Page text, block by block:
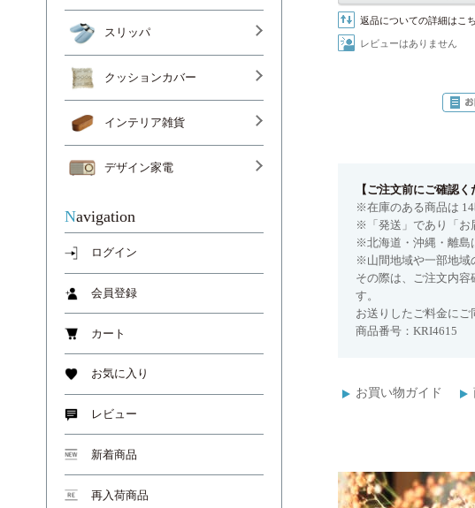
返品についての詳細はこ
レビューはありません
【ご注文前にご確認く
※在庫のある商品は
※「発送」であり「お
※北海道・沖縄・離島
※山間地域や一部地域
その際は、ご注文内
す。
お送りしたご料金にご
商品番号：KRI4615
お買い物ガイド
スリッパ
クッションカバー
インテリア雑貨
デザイン家電
Navigation
ログイン
会員登録
カート
お気に入り
レビュー
新着商品
再入荷商品